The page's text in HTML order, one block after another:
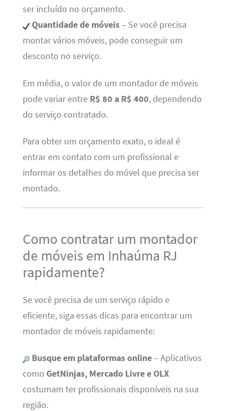
ser incluído no orçamento.
Quantidade de móveis– Se você precisa
montar vários móveis, pode conseguir um
desconto no serviço.
Em média, o valor de um montador de móveis
pode variar entre R$ 80 a R$ 400, dependendo
do serviço contratado.
Para obter um orçamento exato, o ideal é
entrar em contato com um profissional e
informar os detalhes do móvel que precisa ser
montado.
Como contratar um montador
de móveis em Inhaúma RJ
rapidamente?
Se você precisa de um serviço rápido e
eficiente, siga essas dicas para encontrar um
montador de móveis rapidamente:
Busque em plataformas online– Aplicativos
como GetNinjas, Mercado Livre e OLX
costumam ter profissionais disponíveis na sua
região.